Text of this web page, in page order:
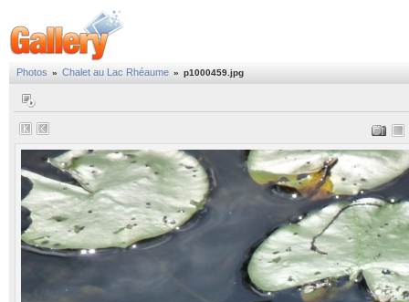
Photos » Chalet au Lac Rhéaume » p1000459.jpg